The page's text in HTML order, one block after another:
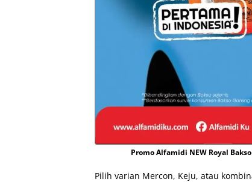
Promo Alfamidi NEW Royal
Pilih varian Mercon, Keju, atau